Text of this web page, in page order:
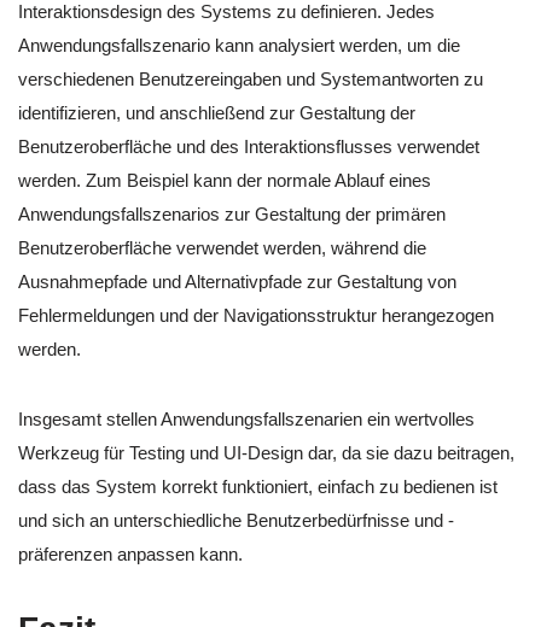
Interaktionsdesign des Systems zu definieren. Jedes
Anwendungsfallszenario kann analysiert werden, um die
verschiedenen Benutzereingaben und Systemantworten zu
identifizieren, und anschließend zur Gestaltung der
Benutzeroberfläche und des Interaktionsflusses verwendet
werden. Zum Beispiel kann der normale Ablauf eines
Anwendungsfallszenarios zur Gestaltung der primären
Benutzeroberfläche verwendet werden, während die
Ausnahmepfade und Alternativpfade zur Gestaltung von
Fehlermeldungen und der Navigationsstruktur herangezogen
werden.
Insgesamt stellen Anwendungsfallszenarien ein wertvolles
Werkzeug für Testing und UI-Design dar, da sie dazu beitragen,
dass das System korrekt funktioniert, einfach zu bedienen ist
und sich an unterschiedliche Benutzerbedürfnisse und -
präferenzen anpassen kann.